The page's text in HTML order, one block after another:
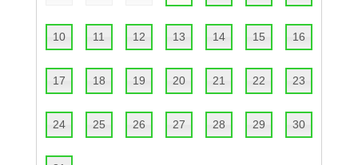
10 11 12 13 14 15 16
17 18 19 20 21 22 23
24 25 26 27 28 29 30